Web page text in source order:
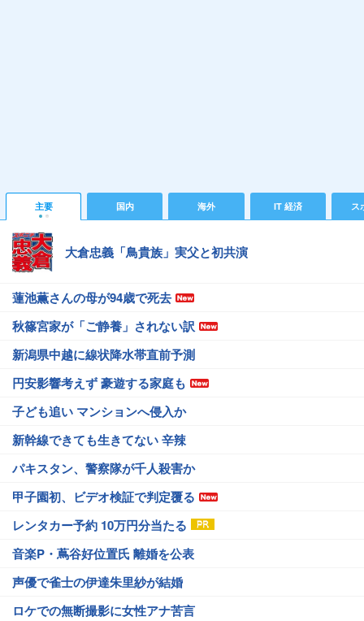
主要 国内 海外 IT 経済 ス
大倉忠義「鳥貴族」実父と初共演
蓮池薫さんの母が94歳で死去
秋篠宮家が「ご静養」されない訳
新潟県中越に線状降水帯直前予測
円安影響考えず 豪遊する家庭も
子ども追い マンションへ侵入か
新幹線できても生きてない 辛辣
パキスタン、警察隊が千人殺害か
甲子園初、ビデオ検証で判定覆る
レンタカー予約 10万円分当たる
音楽P・蔦谷好位置氏 離婚を公表
声優で雀士の伊達朱里紗が結婚
ロケでの無断撮影に女性アナ苦言